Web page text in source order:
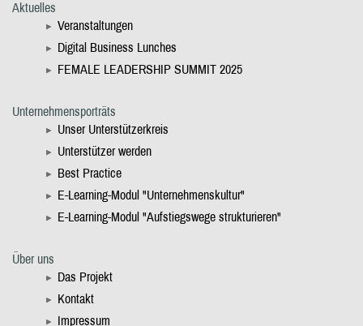
Aktuelles
Veranstaltungen
Digital Business Lunches
FEMALE LEADERSHIP SUMMIT 2025
Unternehmensporträts
Unser Unterstützerkreis
Unterstützer werden
Best Practice
E-Learning-Modul "Unternehmenskultur"
E-Learning-Modul "Aufstiegswege strukturieren"
Über uns
Das Projekt
Kontakt
Impressum